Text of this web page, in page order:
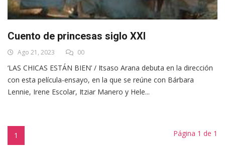
Cuento de princesas siglo XXI
Ago 21, 2023 00
‘LAS CHICAS ESTÁN BIEN’ / Itsaso Arana debuta en la dirección
con esta película-ensayo, en la que se reúne con Bárbara
Lennie, Irene Escolar, Itziar Manero y Hele...
1 Página 1 de 1